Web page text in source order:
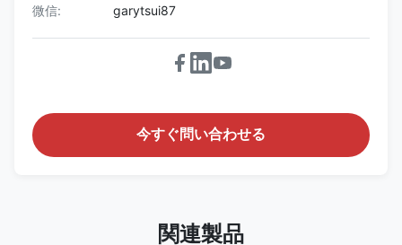
微信:
garytsui87
今すぐ問い合わせる
関連製品